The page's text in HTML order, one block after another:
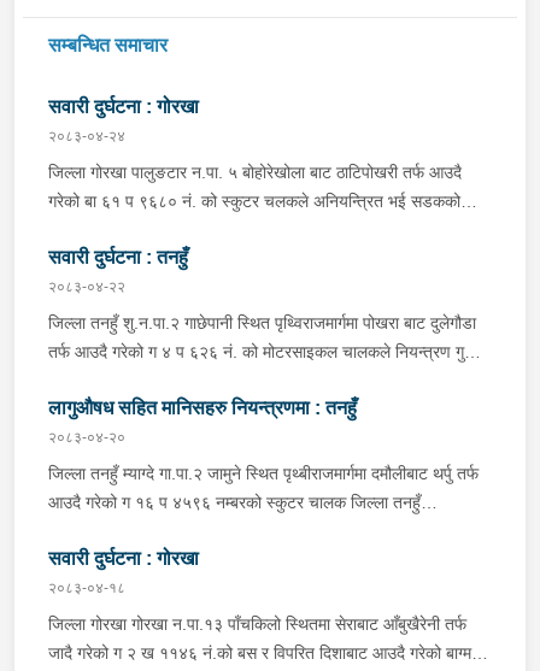
सम्बन्धित समाचार
सवारी दुर्घटना : गोरखा
२०८३-०४-२४
जिल्ला गोरखा पालुङटार न.पा. ५ बोहोरेखोला बाट ठाटिपोखरी तर्फ आउदै
गरेको बा ६१ प ९६८० नं. को स्कुटर चलकले अनियन्त्रित भई सडकको
५ मागरगाउ वस्ने वर्ष २८ को अभिषेक गिरि घाइते भई उपचारको लागि तेज
फार्मेसिमा लगेकोमा सामान्य उपचार पश्चात् थप उपचारको लागि आपिपल
अस्पताल गोरखा पठाएको ।
सवारी दुर्घटना : तनहुँ
२०८३-०४-२२
जिल्ला तनहुँ शु.न.पा.२ गाछेपानी स्थित पृथ्विराजमार्गमा पोखरा बाट दुलेगौडा
तर्फ आउदै गरेको ग ४ प ६२६ नं. को मोटरसाइकल चालकले नियन्त्रण गुमाइ
जिल्ला कास्की पो.म.न.पा.३३ बस्ने बर्ष ३९ को मन बहादुर पुन घाइते भइ
उपचारको लागी तनहुँ सेवा हस्पिटल दुलेगौडा ल्याईएकोमा प्राम्भिक उपचार
पश्चात थप उपचारको लागी ०७:५५ बजे पोखरा रिफर भएको ।
लागुऔषध सहित मानिसहरु नियन्त्रणमा : तनहुँ
२०८३-०४-२०
जिल्ला तनहुँ म्याग्दे गा.पा.२ जामुने स्थित पृथ्बीराजमार्गमा दमौलीबाट थर्पु तर्फ
आउदै गरेको ग १६ प ४५९६ नम्बरको स्कुटर चालक जिल्ला तनहुँ
ऐ.५ बस्ने बर्ष ३४ को नरजंग राना स्कुटर रोकी सर्भिस लेनमा बसीरहेको
अबस्थामा थर्पुबाट खटिएको प्रहरी टोलिले शंकास्पद लागि चेकजाँच गर्ने
क्रममा निज अमन पौडेलको साथबाट र स्कुटरको डिक्की भित्रबाट गरी
प्रतिबन्धित लागुऔषध फेनारागन ११ एम्पुल, डाइजेपाम ११ एम्पुल, नुर्फिन ११
सवारी दुर्घटना : गोरखा
२०८३-०४-१८
जिल्ला गोरखा गोरखा न.पा.१३ पाँचकिलो स्थितमा सेराबाट आँबुखैरेनी तर्फ
जादै गरेको ग २ ख ११४६ नं.को बस र विपरित दिशाबाट आउदै गरेको बाग्मती